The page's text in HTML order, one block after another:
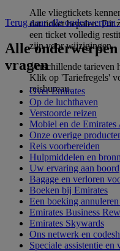
Alle vliegtickets
dat ticket bepalen. Dit
een ticket volledig
zijn voor wijzigingen.
Verschillende tarieven
Klik op 'Tariefregels'
reisbureau.
Terug naar alle onderwerpen
Alle onderwerpen
vragen
Over Emirates
Op de luchthaven
Verstoorde reizen
Mobiel en de Emirates
Onze overige
Reis voorbereiden
Hulpmiddelen en
Uw ervaring aan boord
Bagage en verloren
Boeken bij Emirates
Een boeking
Emirates Business
Emirates Skywards
Ons netwerk en
Speciale assistentie en